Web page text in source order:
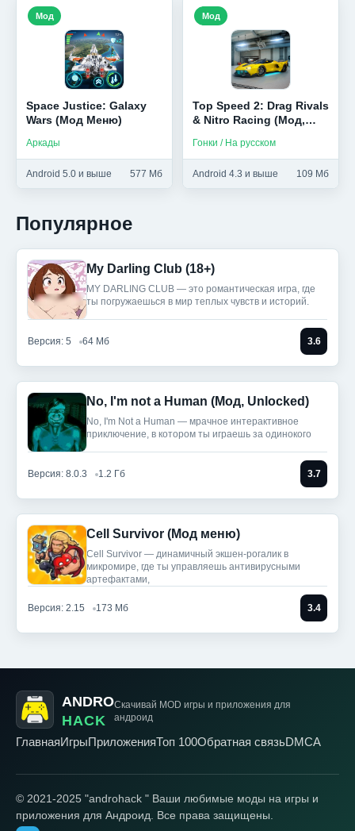
Space Justice: Galaxy
Wars (Мод Меню)
Аркады
Android 5.0 и выше 577 Мб
Мод
Top Speed 2: Drag Rivals
& Nitro Racing (Мод,
Гонки / На русском
Android 4.3 и выше 109 Мб
Мод
Популярное
My Darling Club (18+)
MY DARLING CLUB — это романтическая игра, где
ты погружаешься в мир теплых чувств и историй.
Версия: 5 64 Мб 3.6
No, I'm not a Human (Мод, Unlocked)
No, I'm Not a Human — мрачное интерактивное
приключение, в котором ты играешь за одинокого
Версия: 8.0.3 1.2 Гб 3.7
Cell Survivor (Мод меню)
Cell Survivor — динамичный экшен-рогалик в
микромире, где ты управляешь антивирусными
артефактами,
Версия: 2.15 173 Мб 3.4
ANDRO
HACK
Скачивай MOD игры и приложения для
андроид
ГлавнаяИгрыПриложенияТоп 100Обратная связьDMCA
© 2021-2025 "androhack " Ваши любимые моды на игры и
приложения для Андроид. Все права защищены.